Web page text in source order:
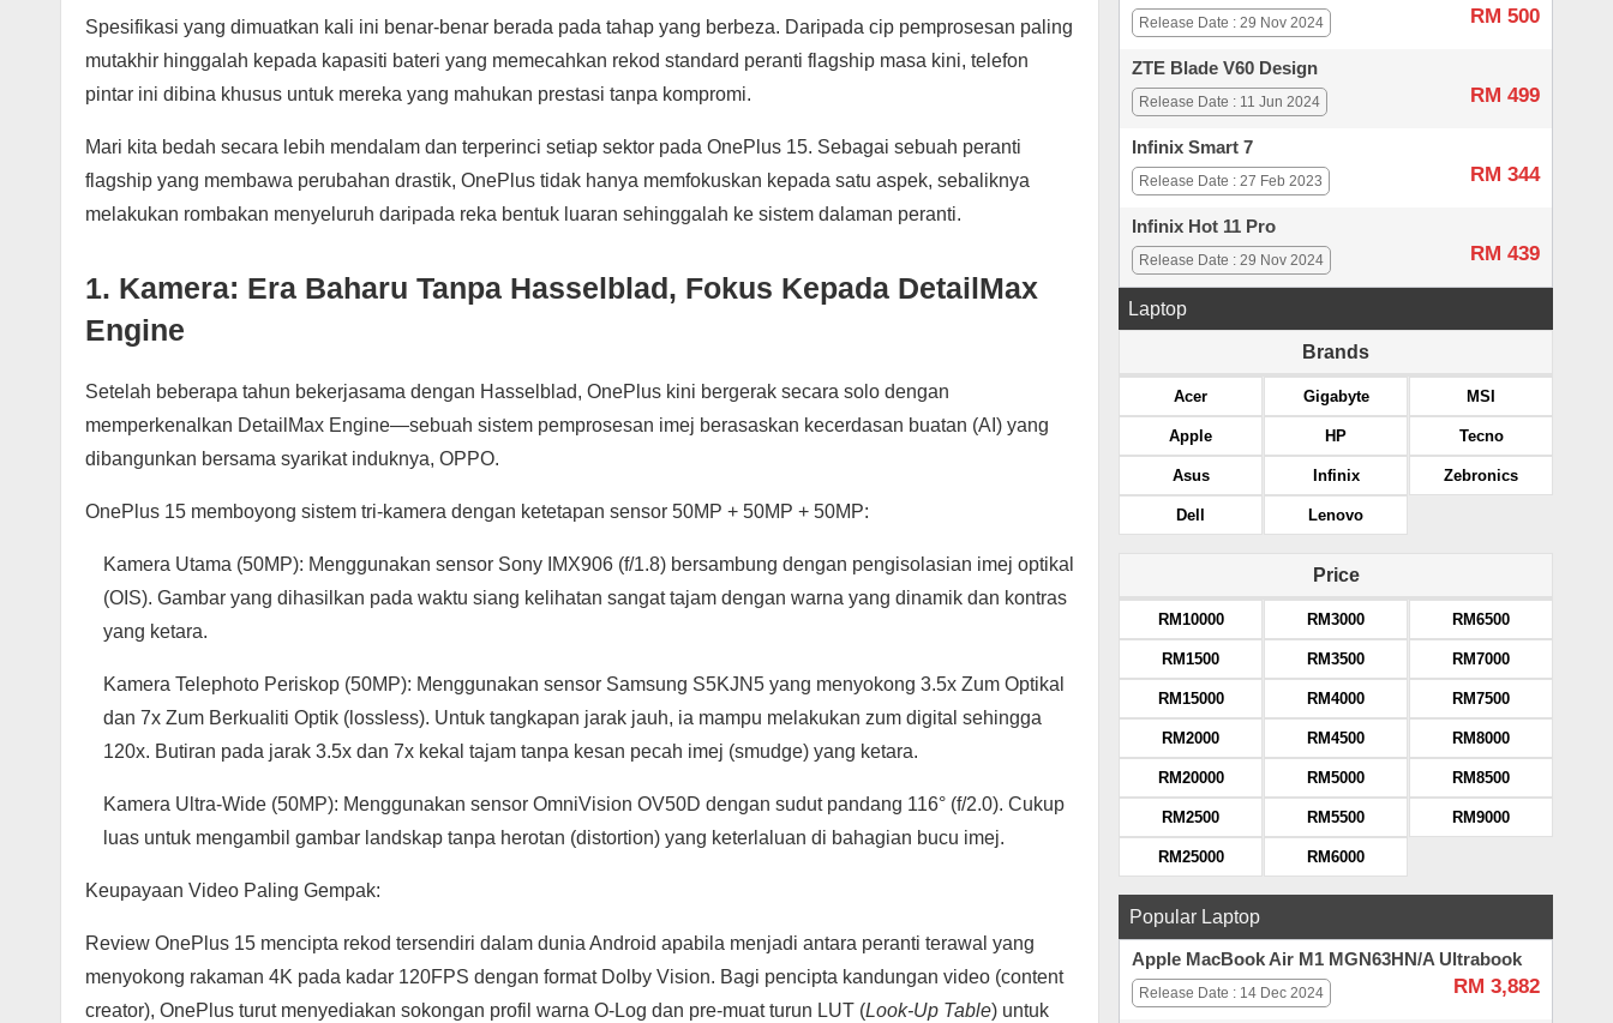
Spesifikasi yang dimuatkan kali ini benar-benar berada pada tahap yang berbeza. Daripada cip pemprosesan paling
mutakhir hinggalah kepada kapasiti bateri yang memecahkan rekod standard peranti flagship masa kini, telefon
pintar ini dibina khusus untuk mereka yang mahukan prestasi tanpa kompromi.
Mari kita bedah secara lebih mendalam dan terperinci setiap sektor pada OnePlus 15. Sebagai sebuah peranti
flagship yang membawa perubahan drastik, OnePlus tidak hanya memfokuskan kepada satu aspek, sebaliknya
melakukan rombakan menyeluruh daripada reka bentuk luaran sehinggalah ke sistem dalaman peranti.
1. Kamera: Era Baharu Tanpa Hasselblad, Fokus Kepada DetailMax
Engine
Setelah beberapa tahun bekerjasama dengan Hasselblad, OnePlus kini bergerak secara solo dengan
memperkenalkan DetailMax Engine—sebuah sistem pemprosesan imej berasaskan kecerdasan buatan (AI) yang
dibangunkan bersama syarikat induknya, OPPO.
OnePlus 15 memboyong sistem tri-kamera dengan ketetapan sensor 50MP + 50MP + 50MP:
Kamera Utama (50MP): Menggunakan sensor Sony IMX906 (f/1.8) bersambung dengan pengisolasian imej optikal
(OIS). Gambar yang dihasilkan pada waktu siang kelihatan sangat tajam dengan warna yang dinamik dan kontras
yang ketara.
Kamera Telephoto Periskop (50MP): Menggunakan sensor Samsung S5KJN5 yang menyokong 3.5x Zum Optikal
dan 7x Zum Berkualiti Optik (lossless). Untuk tangkapan jarak jauh, ia mampu melakukan zum digital sehingga
120x. Butiran pada jarak 3.5x dan 7x kekal tajam tanpa kesan pecah imej (smudge) yang ketara.
Kamera Ultra-Wide (50MP): Menggunakan sensor OmniVision OV50D dengan sudut pandang 116° (f/2.0). Cukup
luas untuk mengambil gambar landskap tanpa herotan (distortion) yang keterlaluan di bahagian bucu imej.
Keupayaan Video Paling Gempak:
Review OnePlus 15 mencipta rekod tersendiri dalam dunia Android apabila menjadi antara peranti terawal yang
menyokong rakaman 4K pada kadar 120FPS dengan format Dolby Vision. Bagi pencipta kandungan video (content
creator), OnePlus turut menyediakan sokongan profil warna O-Log dan pre-muat turun LUT (Look-Up Table) untuk
RM 500
Release Date : 29 Nov 2024
ZTE Blade V60 Design
RM 499
Release Date : 11 Jun 2024
Infinix Smart 7
RM 344
Release Date : 27 Feb 2023
Infinix Hot 11 Pro
RM 439
Release Date : 29 Nov 2024
Laptop
Brands
Acer
Apple
Asus
Dell
Gigabyte
HP
Infinix
Lenovo
MSI
Tecno
Zebronics
Price
RM10000
RM1500
RM15000
RM2000
RM20000
RM2500
RM25000
RM3000
RM3500
RM4000
RM4500
RM5000
RM5500
RM6000
RM6500
RM7000
RM7500
RM8000
RM8500
RM9000
Popular Laptop
Apple MacBook Air M1 MGN63HN/A Ultrabook
RM 3,882
Release Date : 14 Dec 2024